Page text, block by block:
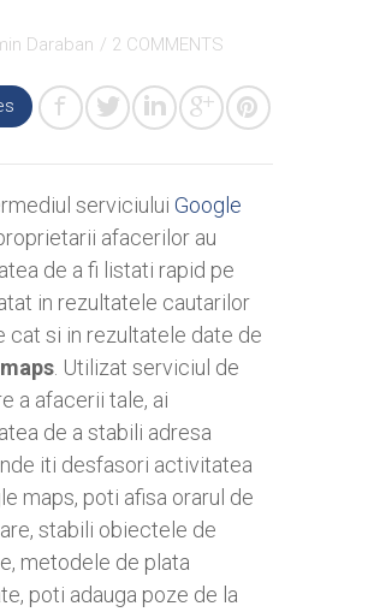
Daraban / 2 COMMENTS
serviciului Google
afacerilor au
de a fi listati rapid pe
in rezultatele cautarilor
cat si in rezultatele date de
. Utilizat serviciul de
a afacerii tale, ai
de a stabili adresa
iti desfasori activitatea
maps, poti afisa orarul de
stabili obiectele de
metodele de plata
poti adauga poze de la